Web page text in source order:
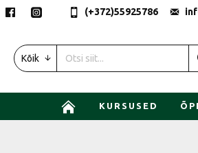
(+372)55925786
Kõik
KURSUSED